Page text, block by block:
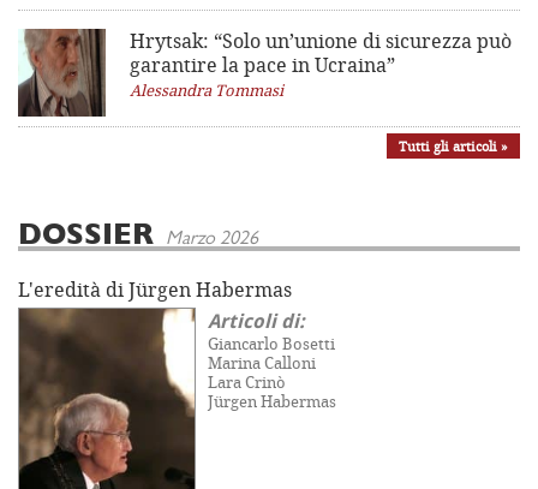
Hrytsak: “Solo un’unione di sicurezza può
garantire la pace in Ucraina”
Alessandra Tommasi
Tutti gli articoli »
DOSSIER Marzo 2026
L'eredità di Jürgen Habermas
Articoli di:
Giancarlo Bosetti
Marina Calloni
Lara Crinò
Jürgen Habermas